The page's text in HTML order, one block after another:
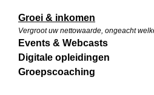
Groei & inkomen
Vergroot uw nettowaarde, ongeacht
Events & Webcasts
Digitale opleidingen
Groepscoaching